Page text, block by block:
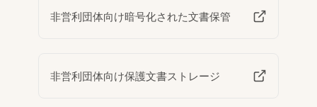
非営利団体向け暗号化された文書保管
非営利団体向け保護文書ストレージ